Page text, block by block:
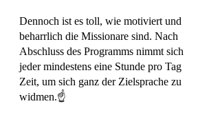
Dennoch ist es toll, wie motiviert und
beharrlich die Missionare sind. Nach
Abschluss des Programms nimmt sich
jeder mindestens eine Stunde pro Tag
Zeit, um sich ganz der Zielsprache zu
widmen.☝️